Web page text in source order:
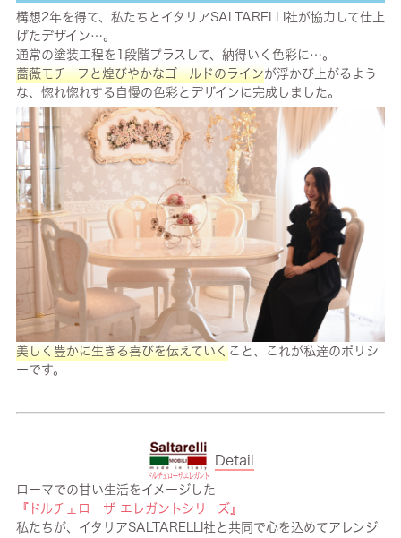
構想2年を得て、私たちとイタリアSALTARELLI社が協力して仕上
げたデザイン…。
通常の塗装工程を1段階プラスして、納得いく色彩に…。
薔薇モチーフと煌びやかなゴールドのラインが浮かび上がるよう
な、惚れ惚れする自慢の色彩とデザインに完成しました。
美しく豊かに生きる喜びを伝えていくこと、これが私達のポリシ
ーです。
Detail
ローマでの甘い生活をイメージした
『ドルチェローザ エレガントシリーズ』
私たちが、イタリアSALTARELLI社と共同で心を込めてアレンジ